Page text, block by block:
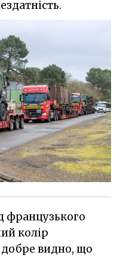
французького
колір
видно, що